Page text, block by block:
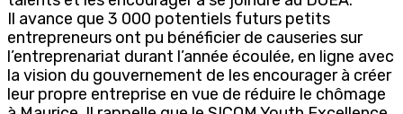
Il avance que 3 000 potentiels futurs petits
entrepreneurs ont pu bénéficier de causeries sur
l’entreprenariat durant l’année écoulée, en ligne avec
la vision du gouvernement de les encourager à créer
leur propre entreprise en vue de réduire le chômage